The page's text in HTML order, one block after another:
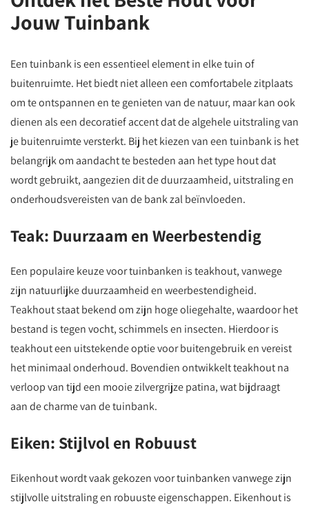
Jouw Tuinbank
Een tuinbank is een essentieel element in elke tuin of
buitenruimte. Het biedt niet alleen een comfortabele zitplaats
om te ontspannen en te genieten van de natuur, maar kan ook
dienen als een decoratief accent dat de algehele uitstraling van
je buitenruimte versterkt. Bij het kiezen van een tuinbank is het
belangrijk om aandacht te besteden aan het type hout dat
wordt gebruikt, aangezien dit de duurzaamheid, uitstraling en
onderhoudsvereisten van de bank zal beïnvloeden.
Teak: Duurzaam en Weerbestendig
Een populaire keuze voor tuinbanken is teakhout, vanwege
zijn natuurlijke duurzaamheid en weerbestendigheid.
Teakhout staat bekend om zijn hoge oliegehalte, waardoor het
bestand is tegen vocht, schimmels en insecten. Hierdoor is
teakhout een uitstekende optie voor buitengebruik en vereist
het minimaal onderhoud. Bovendien ontwikkelt teakhout na
verloop van tijd een mooie zilvergrijze patina, wat bijdraagt
aan de charme van de tuinbank.
Eiken: Stijlvol en Robuust
Eikenhout wordt vaak gekozen voor tuinbanken vanwege zijn
stijlvolle uitstraling en robuuste eigenschappen. Eikenhout is